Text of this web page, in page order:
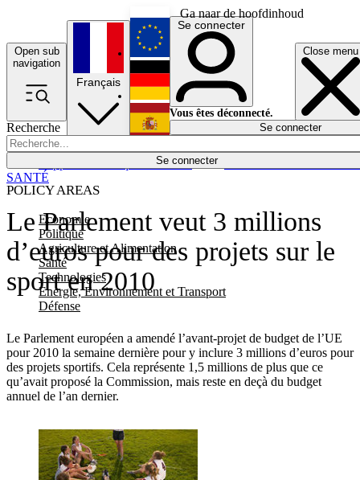
Ga naar de hoofdinhoud
Open sub
navigation
Close menu
Recherche
Se connecter
POLICY AREAS
Economie
Politique
Agriculture et Alimentation
Santé
Technologies
Energie, Environnement et Transport
Défense
Économie
Français
English
Deutsch
Español
Se connecter
Vous êtes déconnecté.
Se connecter
Le Parlement veut 3 millions
d’euros pour des projets sur le
sport en 2010
Le Parlement européen a amendé l’avant-projet de budget de l’UE
pour 2010 la semaine dernière pour y inclure 3 millions d’euros pour
des projets sportifs. Cela représente 1,5 millions de plus que ce
qu’avait proposé la Commission, mais reste en deçà du budget
annuel de l’an dernier.
SANTÉ